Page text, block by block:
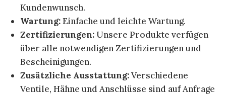
Kundenwunsch.
Wartung:Einfache und leichte Wartung.
Zertifizierungen:Unsere Produkte verfügen
über alle notwendigen Zertifizierungen und
Bescheinigungen.
Zusätzliche Ausstattung:Verschiedene
Ventile, Hähne und Anschlüsse sind auf Anfrage